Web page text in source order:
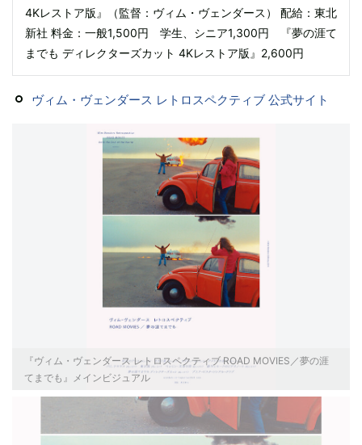
4Kレストア版』（監督：ヴィム・ヴェンダース） 配給：東北
新社 料金：一般1,500円 学生、シニア1,300円 『夢の涯て
までも ディレクターズカット 4Kレストア版』2,600円
ヴィム・ヴェンダース レトロスペクティブ 公式サイト
『ヴィム・ヴェンダース レトロスペクティブ ROAD MOVIES／夢の涯
てまでも』メインビジュアル